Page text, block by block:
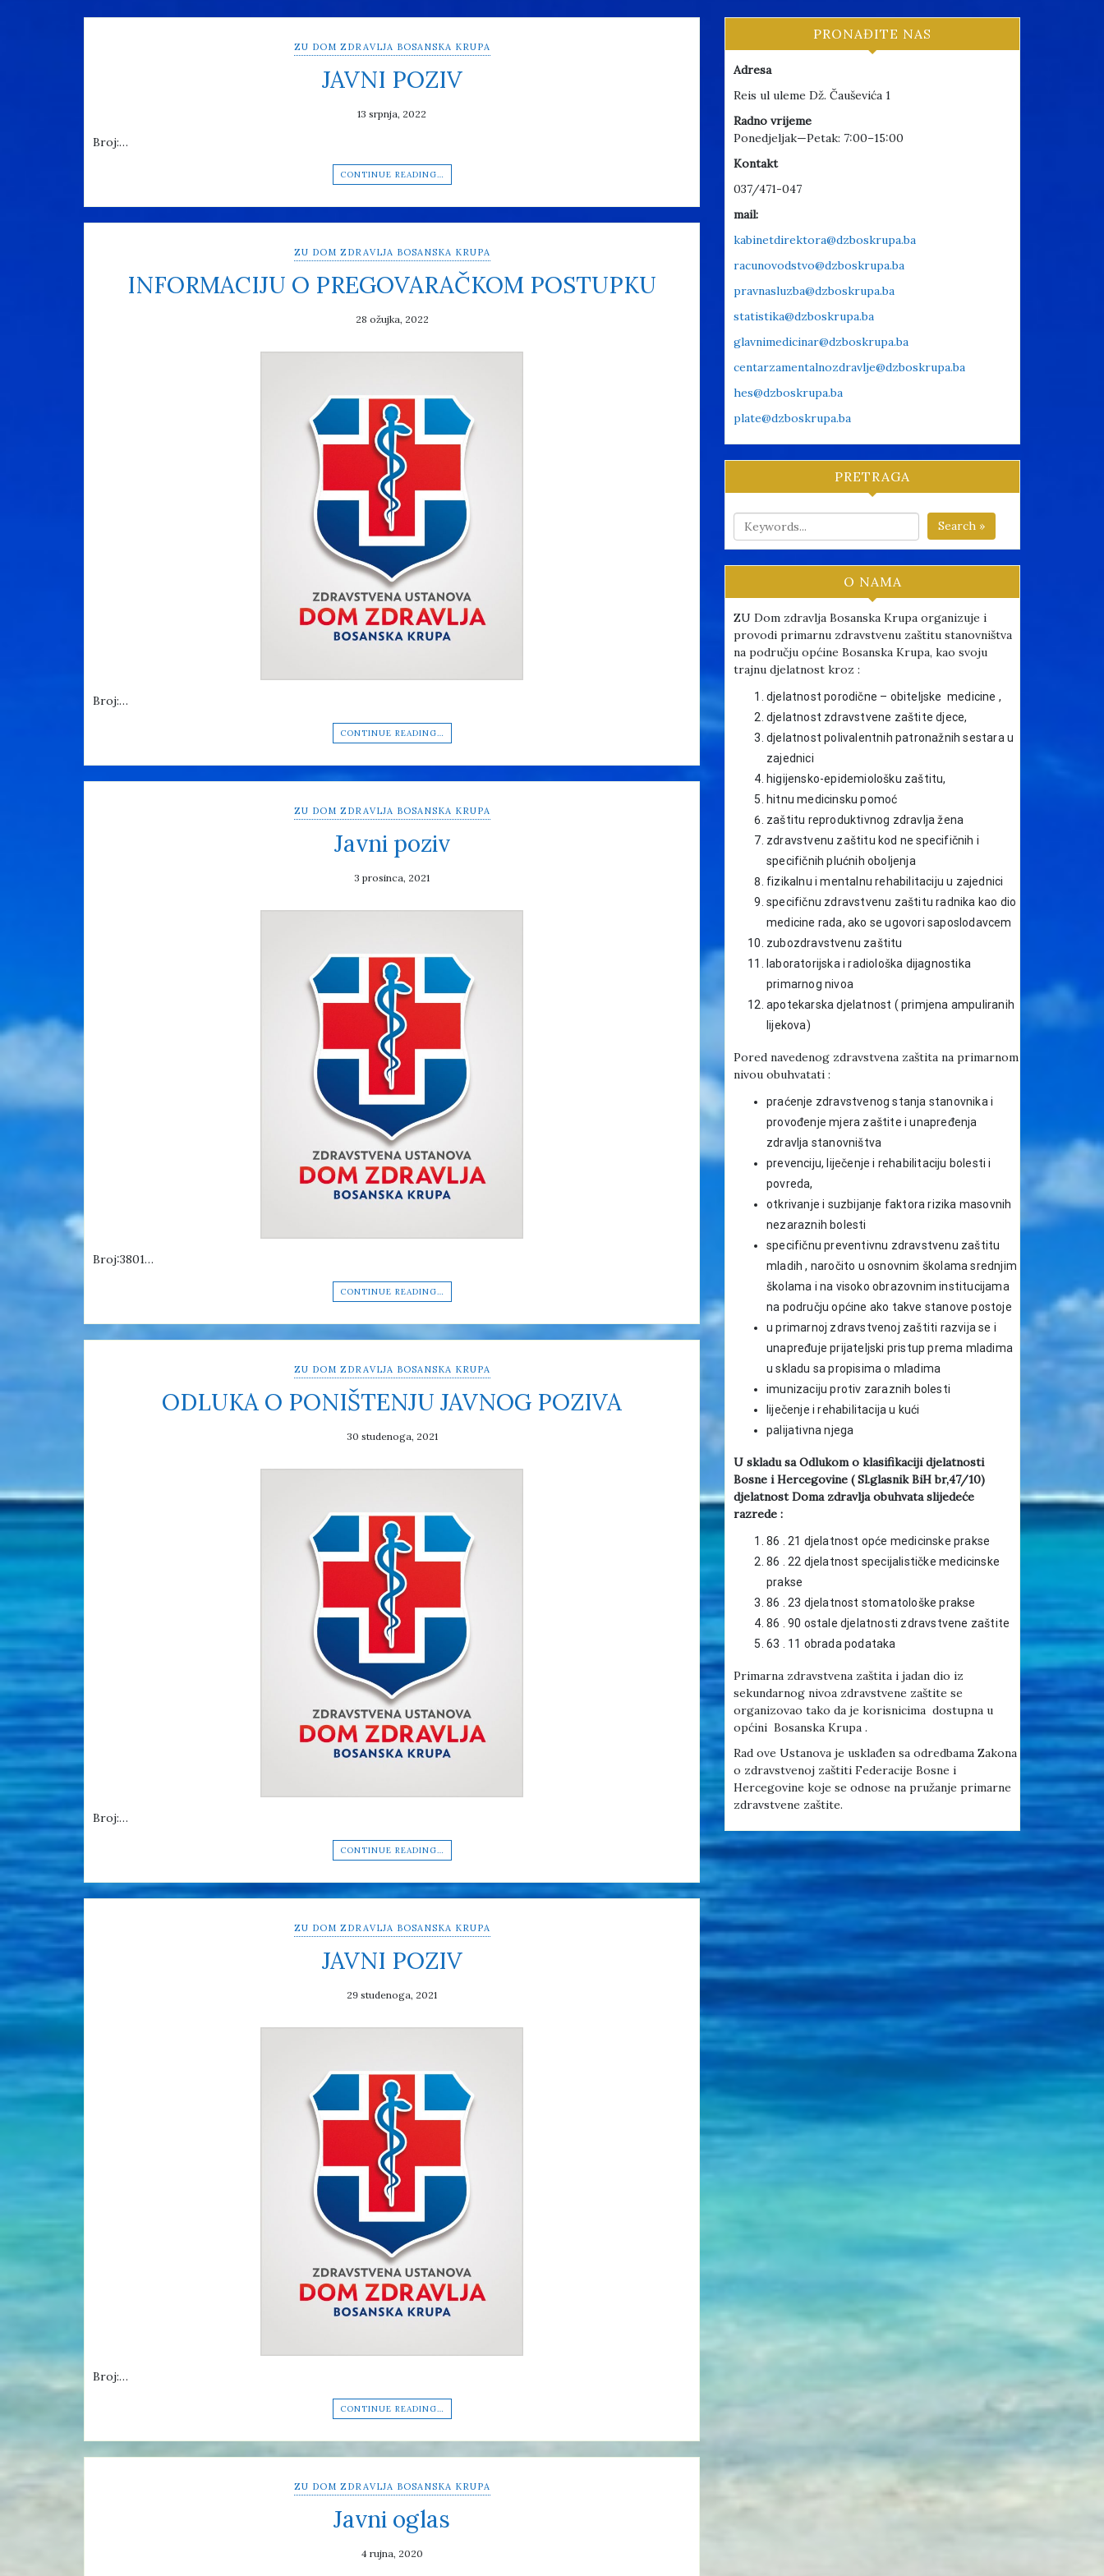
ZU DOM ZDRAVLJA BOSANSKA KRUPA
JAVNI POZIV
13 srpnja, 2022
Broj:…
CONTINUE READING…
ZU DOM ZDRAVLJA BOSANSKA KRUPA
INFORMACIJU O PREGOVARAČKOM POSTUPKU
28 ožujka, 2022
Broj:…
CONTINUE READING…
ZU DOM ZDRAVLJA BOSANSKA KRUPA
Javni poziv
3 prosinca, 2021
Broj:3801…
CONTINUE READING…
ZU DOM ZDRAVLJA BOSANSKA KRUPA
ODLUKA O PONIŠTENJU JAVNOG POZIVA
30 studenoga, 2021
Broj:…
CONTINUE READING…
ZU DOM ZDRAVLJA BOSANSKA KRUPA
JAVNI POZIV
29 studenoga, 2021
Broj:…
CONTINUE READING…
ZU DOM ZDRAVLJA BOSANSKA KRUPA
Javni oglas
4 rujna, 2020
PRONAĐITE NAS
Adresa
Reis ul uleme Dž. Čauševića 1
Radno vrijeme
Ponedjeljak—Petak: 7:00–15:00
Kontakt
037/471-047
mail:
kabinetdirektora@dzboskrupa.ba
racunovodstvo@dzboskrupa.ba
pravnasluzba@dzboskrupa.ba
statistika@dzboskrupa.ba
glavnimedicinar@dzboskrupa.ba
centarzamentalnozdravlje@dzboskrupa.ba
hes@dzboskrupa.ba
plate@dzboskrupa.ba
PRETRAGA
Search »
O NAMA
ZU Dom zdravlja Bosanska Krupa organizuje i
provodi primarnu zdravstvenu zaštitu stanovništva
na području općine Bosanska Krupa, kao svoju
trajnu djelatnost kroz :
djelatnost porodične – obiteljske medicine ,
djelatnost zdravstvene zaštite djece,
djelatnost polivalentnih patronažnih sestara u
zajednici
higijensko-epidemiološku zaštitu,
hitnu medicinsku pomoć
zaštitu reproduktivnog zdravlja žena
zdravstvenu zaštitu kod ne specifičnih i
specifičnih plućnih oboljenja
fizikalnu i mentalnu rehabilitaciju u zajednici
specifičnu zdravstvenu zaštitu radnika kao dio
medicine rada, ako se ugovori saposlodavcem
zubozdravstvenu zaštitu
laboratorijska i radiološka dijagnostika
primarnog nivoa
apotekarska djelatnost ( primjena ampuliranih
lijekova)
Pored navedenog zdravstvena zaštita na primarnom
nivou obuhvatati :
praćenje zdravstvenog stanja stanovnika i
provođenje mjera zaštite i unapređenja
zdravlja stanovništva
prevenciju, liječenje i rehabilitaciju bolesti i
povreda,
otkrivanje i suzbijanje faktora rizika masovnih
nezaraznih bolesti
specifičnu preventivnu zdravstvenu zaštitu
mladih , naročito u osnovnim školama srednjim
školama i na visoko obrazovnim institucijama
na području općine ako takve stanove postoje
u primarnoj zdravstvenoj zaštiti razvija se i
unapređuje prijateljski pristup prema mladima
u skladu sa propisima o mladima
imunizaciju protiv zaraznih bolesti
liječenje i rehabilitacija u kući
palijativna njega
U skladu sa Odlukom o klasifikaciji djelatnosti
Bosne i Hercegovine ( Sl.glasnik BiH br,47/10)
djelatnost Doma zdravlja obuhvata slijedeće
razrede :
86 . 21 djelatnost opće medicinske prakse
86 . 22 djelatnost specijalističke medicinske
prakse
86 . 23 djelatnost stomatološke prakse
86 . 90 ostale djelatnosti zdravstvene zaštite
63 . 11 obrada podataka
Primarna zdravstvena zaštita i jadan dio iz
sekundarnog nivoa zdravstvene zaštite se
organizovao tako da je korisnicima dostupna u
općini Bosanska Krupa .
Rad ove Ustanova je usklađen sa odredbama Zakona
o zdravstvenoj zaštiti Federacije Bosne i
Hercegovine koje se odnose na pružanje primarne
zdravstvene zaštite.